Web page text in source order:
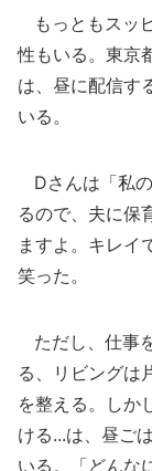
もっともスッ
性もいる。東京
は、昼に配信す
いる。
Dさんは「私
るので、夫に保
ますよ。キレイ
笑った。
ただし、仕事
る、リビングは
を整える。しか
ける...は、昼ご
いる。「どんな